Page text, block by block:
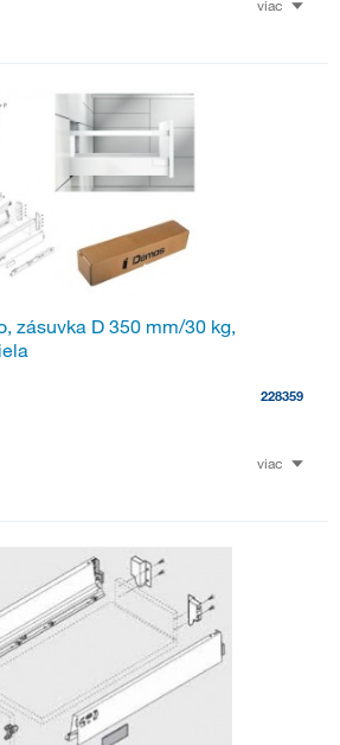
viac
zásuvka D 350 mm/30 kg,
228359
viac